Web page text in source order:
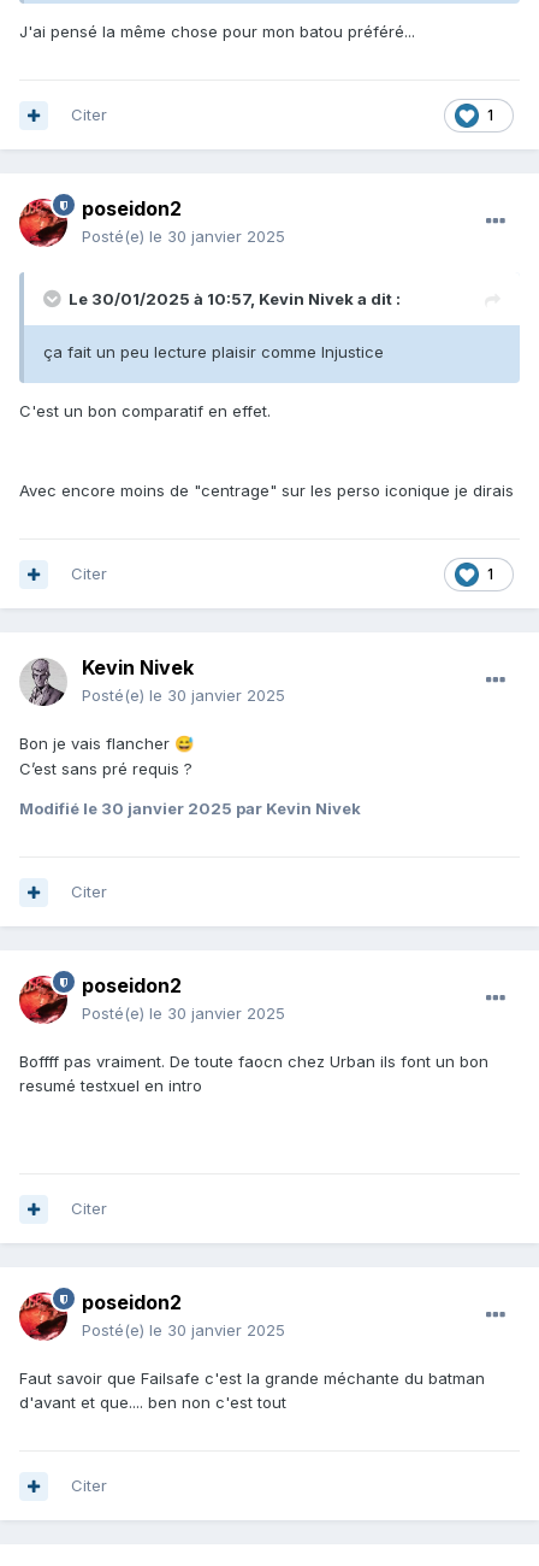
J'ai pensé la même chose pour mon batou préféré...
1
Citer
poseidon2
Posté(e) le 30 janvier 2025
Le 30/01/2025 à 10:57, Kevin Niveka dit :
ça fait un peu lecture plaisir comme Injustice
C'est un bon comparatif en effet.
Avec encore moins de "centrage" sur les perso iconique je dirais
1
Citer
Kevin Nivek
Posté(e) le 30 janvier 2025
Bon je vais flancher 😅
C’est sans pré requis ?
Modifié le 30 janvier 2025 par Kevin Nivek
Citer
poseidon2
Posté(e) le 30 janvier 2025
Boffff pas vraiment. De toute faocn chez Urban ils font un bon
resumé testxuel en intro
Citer
poseidon2
Posté(e) le 30 janvier 2025
Faut savoir que Failsafe c'est la grande méchante du batman
d'avant et que.... ben non c'est tout
Citer